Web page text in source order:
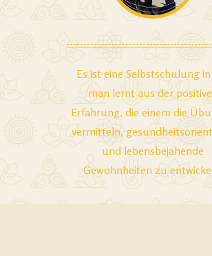
Es ist eine Selbstschulung
man lernt aus der
Erfahrung, die einem die
vermitteln,
und lebensbejahende
Gewohnheiten zu